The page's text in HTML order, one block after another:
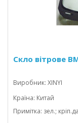
Скло вітрове
Виробник: XINYI
Країна: Китай
Примітка: зел.;